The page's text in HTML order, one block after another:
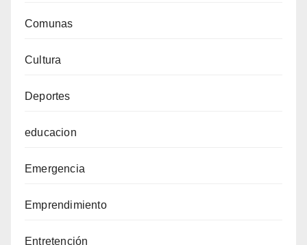
Comunas
Cultura
Deportes
educacion
Emergencia
Emprendimiento
Entretención